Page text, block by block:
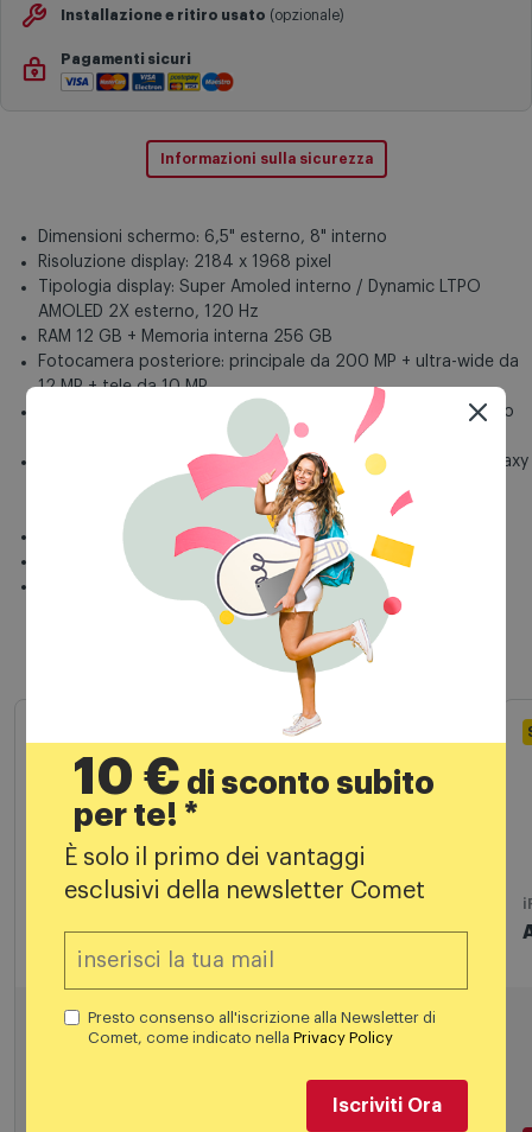
Installazione e ritiro usato (opzionale)
Pagamenti sicuri
Informazioni sulla sicurezza
Dimensioni schermo: 6,5" esterno, 8" interno
Risoluzione display: 2184 x 1968 pixel
Tipologia display: Super Amoled interno / Dynamic LTPO
AMOLED 2X esterno, 120 Hz
RAM 12 GB + Memoria interna 256 GB
Fotocamera posteriore: principale da 200 MP + ultra-wide da
12 MP + tele da 10 MP
Zoom fotocamera: Zoom di qualità ottica a 2x Zoom ottico
Special Features: Lettore delle impronte digitali laterali, Galaxy
AI, ricarica wireless a 15 W, Foldable, Riconoscimento viso,
Always On Display Galaxy AI, Fotocamera Anteriore: 10 MP
Connettività rete: 5G
Batteria: 4.400 mAh
Sistema Operativo: Android 16
Prodotti simili
Windtre Samsung Galaxy A17 LTE 4g
4/128gb Light Blue
209,90€
10 € di sconto subito
per te! *
È solo il primo dei vantaggi
esclusivi della newsletter Comet
Presto consenso all'iscrizione alla Newsletter di
Comet, come indicato nellaPrivacy Policy
Iscriviti Ora